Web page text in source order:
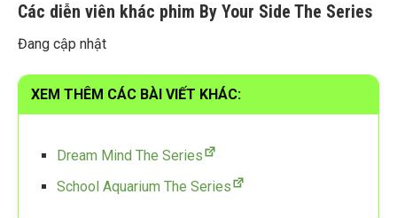
Các diễn viên khác phim By Your Side The Series
Đang cập nhật
XEM THÊM CÁC BÀI VIẾT KHÁC:
Dream Mind The Series
School Aquarium The Series